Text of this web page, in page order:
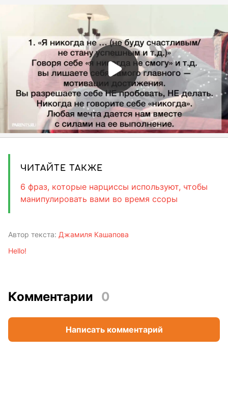
ЧИТАЙТЕ ТАКЖЕ
6 фраз, которые нарциссы используют, чтобы
манипулировать вами во время ссоры
Автор текста: Джамиля Кашапова
Hello!
Комментарии 0
Написать комментарий